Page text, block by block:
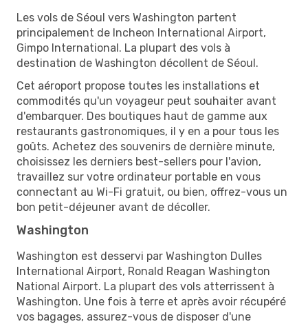
Les vols de Séoul vers Washington partent
principalement de Incheon International Airport,
Gimpo International. La plupart des vols à
destination de Washington décollent de Séoul.
Cet aéroport propose toutes les installations et
commodités qu'un voyageur peut souhaiter avant
d'embarquer. Des boutiques haut de gamme aux
restaurants gastronomiques, il y en a pour tous les
goûts. Achetez des souvenirs de dernière minute,
choisissez les derniers best-sellers pour l'avion,
travaillez sur votre ordinateur portable en vous
connectant au Wi-Fi gratuit, ou bien, offrez-vous un
bon petit-déjeuner avant de décoller.
Washington
Washington est desservi par Washington Dulles
International Airport, Ronald Reagan Washington
National Airport. La plupart des vols atterrissent à
Washington. Une fois à terre et après avoir récupéré
vos bagages, assurez-vous de disposer d'une